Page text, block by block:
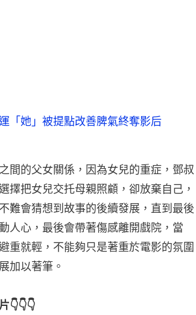
「她」被提點改善脾氣終奪影后
間的父女關係，因為女兒的重症，鄧叔
擇把女兒交托母親照顧，卻放棄自己，
難會猜想到故事的後續發展，直到最後
人心，最後會帶著傷感離開戲院，當
重就輕，不能夠只是著重於電影的氛圍
加以著筆。
👇👇👇